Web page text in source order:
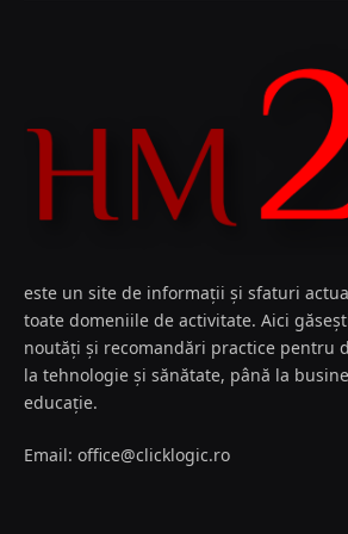
este un site de informații și sfaturi
toate domeniile de activitate. Aici
noutăți și recomandări practice pentru
la tehnologie și sănătate, până la
educație.
Email: office@clicklogic.ro